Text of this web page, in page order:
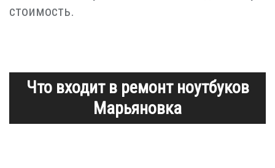
стоимость.
Что входит в ремонт ноутбуков
Марьяновка